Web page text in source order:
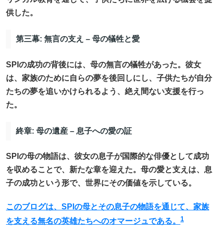
供した。
第三幕: 無言の支え – 母の犠牲と愛
SPIの成功の背後には、母の無言の犠牲があった。彼女
は、家族のために自らの夢を後回しにし、子供たちが自分
たちの夢を追いかけられるよう、絶え間ない支援を行っ
た。
終章: 母の遺産 – 息子への愛の証
SPIの母の物語は、彼女の息子が国際的な俳優として成功
を収めることで、新たな章を迎えた。母の愛と支えは、息
子の成功という形で、世界にその価値を示している。
このブログは、SPIの母とその息子の物語を通じて、家族
を支える無名の英雄たちへのオマージュである。 1